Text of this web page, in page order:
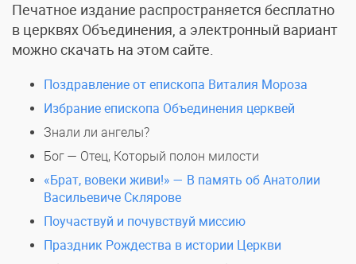
Печатное издание распространяется бесплатно
в церквях Объединения, а электронный вариант
можно скачать на этом сайте.
Поздравление от епископа Виталия Мороза
Избрание епископа Объединения церквей
Знали ли ангелы?
Бог — Отец, Который полон милости
«Брат, вовеки живи!» — В память об Анатолии
Васильевиче Склярове
Поучаствуй и почувствуй миссию
Праздник Рождества в истории Церкви